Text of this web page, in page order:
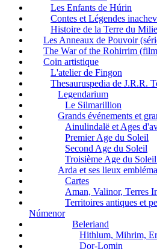
Les Enfants de Húrin
Contes et Légendes
Histoire de la Terre du
Les Anneaux de Pouvoir
The War of the Rohirrim
Coin artistique
L'atelier de Fingon
Thesauruspedia de J.R.R.
Legendarium
Le Silmarillion
Grands événements et
Ainulindalë et Ages
Premier Age du Soleil
Second Age du Soleil
Troisième Age du
Arda et ses lieux
Cartes
Aman, Valinor, Terres
Territoires antiques et
Númenor
Beleriand
Hithlum, Mihrim,
Dor-Lomin